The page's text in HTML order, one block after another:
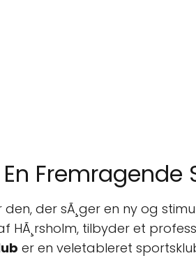
En
den, der sÃ¸ger en ny og
tilbyder et
er en veletableret